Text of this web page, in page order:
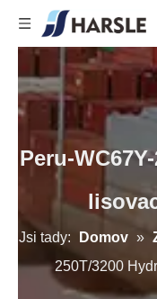
Peru-
Jsi tady: Domov »
250T/3200